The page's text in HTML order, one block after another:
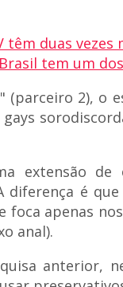
têm duas
tem um
(parceiro 2), o
extensão
diferença é
foca apenas
anal).
anterior,